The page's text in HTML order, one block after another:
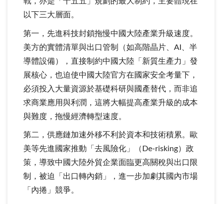
以下三大層面。
第一，先進科技封鎖拖慢中國大陸產業升級速度。
美方的實體清單與出口管制（如高階晶片、AI、半
導體設備），直接制約中國大陸「新質生產力」發
展核心，也迫使中國大陸官方在國家安全考量下，
必須投入大量資源於基礎科研與國產替代，而非追
求商業應用與利潤，這將大幅提高產業升級的成本
與難度，拖慢經濟轉型速度。
第二，供應鏈加速外移不利於資本和技術積累。歐
美等先進國家推動「去風險化」（De-risking）政
策，導致中國大陸外貿企業面臨更高關稅與出口限
制，被迫「出口轉內銷」，進一步加劇其國內市場
「內捲」競爭。